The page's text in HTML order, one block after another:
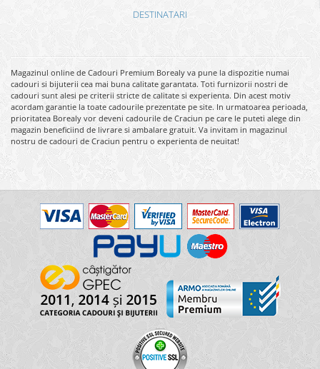
DESTINATARI
Magazinul online de Cadouri Premium Borealy va pune la dispozitie numai
cadouri si bijuterii cea mai buna calitate garantata. Toti furnizorii nostri de
cadouri sunt alesi pe criterii stricte de calitate si experienta. Din acest motiv
acordam garantie la toate cadourile prezentate pe site. In urmatoarea perioada,
prioritatea Borealy vor deveni cadourile de Craciun pe care le puteti alege din
magazin beneficiind de livrare si ambalare gratuit. Va invitam in magazinul
nostru de cadouri de Craciun pentru o experienta de neuitat!